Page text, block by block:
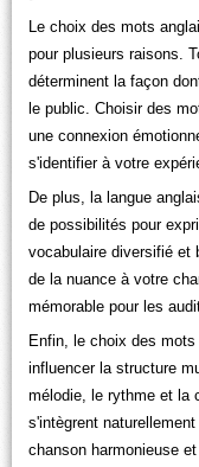
Le choix des mots
pour plusieurs raisons.
déterminent la façon
le public. Choisir des
une connexion
s'identifier à votre
De plus, la langue
de possibilités pour
vocabulaire diversifié et
de la nuance à votre
mémorable pour les
Enfin, le choix des
influencer la structure
mélodie, le rythme et la
s'intègrent
chanson harmonieuse